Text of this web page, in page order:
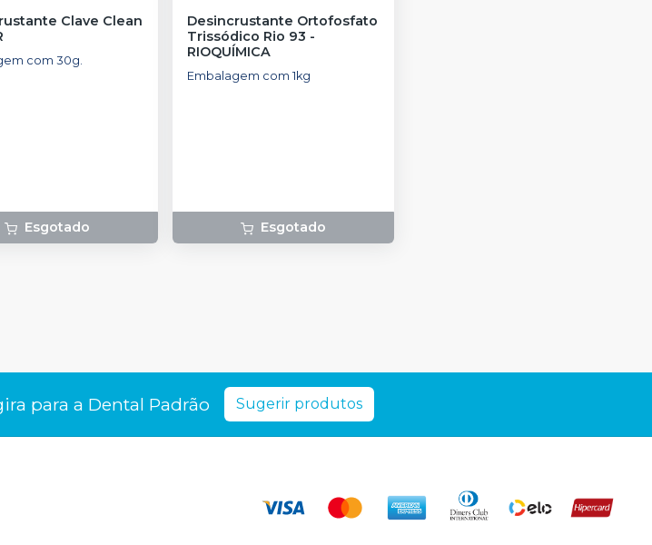
Clave Clean
com 30g.
Esgotado
Desincrustante Ortofosfato
Trissódico Rio 93 -
RIOQUÍMICA
Embalagem com 1kg
Esgotado
para a Dental Padrão Sugerir produtos